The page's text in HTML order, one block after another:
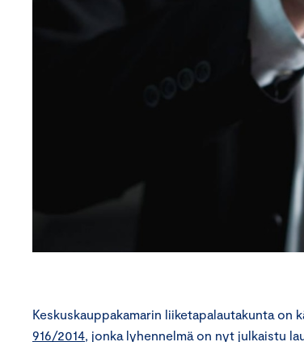
Keskuskauppakamarin liiketapalautakunta on
916/2014 , jonka lyhennelmä on nyt julkaistu